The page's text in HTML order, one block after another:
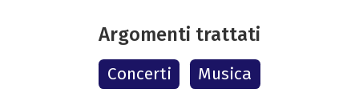
Argomenti trattati
Concerti Musica